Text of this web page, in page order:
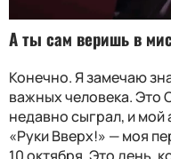
А ты сам веришь в
Конечно. Я замечаю
важных человека. Это
недавно сыграл, и мой
«Руки Вверх!» — моя